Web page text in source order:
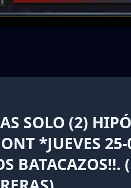
SOLO (2)
*JUEVES
BATACAZOS!!.